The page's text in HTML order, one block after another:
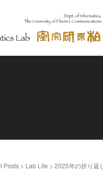
Posts > Lab Life >2025年の折り返